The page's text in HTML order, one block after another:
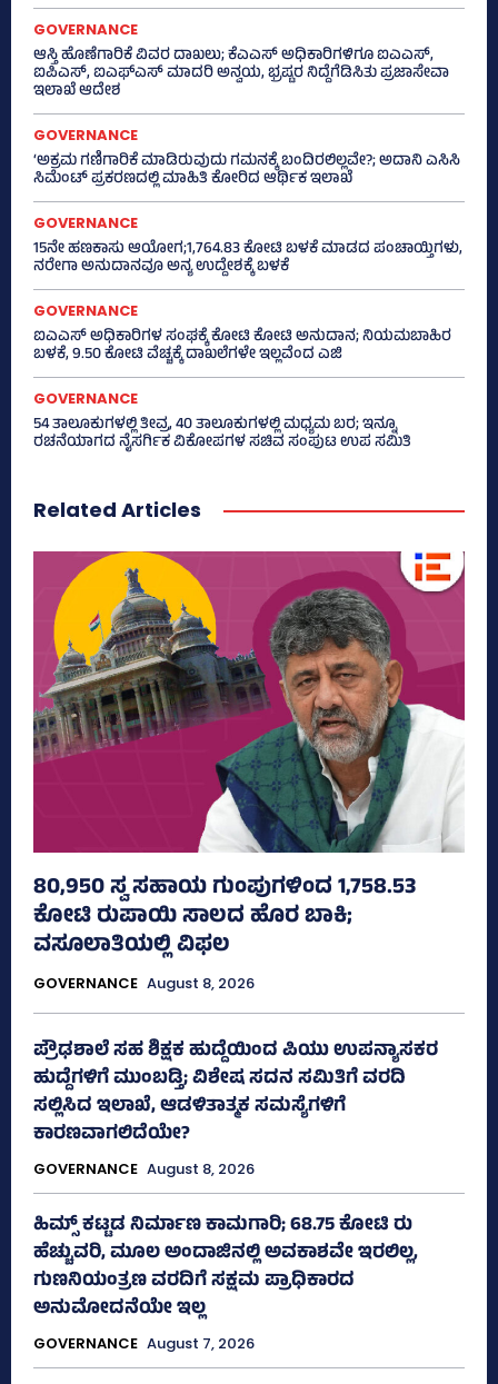
GOVERNANCE
ಆಸ್ತಿ ಹೊಣೆಗಾರಿಕೆ ವಿವರ ದಾಖಲು; ಕೆಎಎಸ್ ಅಧಿಕಾರಿಗಳಿಗೂ ಐಎಎಸ್‌,
ಐಪಿಎಸ್‌, ಐಎಫ್‌ಎಸ್‌ ಮಾದರಿ ಅನ್ವಯ, ಭ್ರಷ್ಟರ ನಿದ್ದೆಗೆಡಿಸಿತು ಪ್ರಜಾಸೇವಾ
ಇಲಾಖೆ ಆದೇಶ
GOVERNANCE
‘ಅಕ್ರಮ ಗಣಿಗಾರಿಕೆ ಮಾಡಿರುವುದು ಗಮನಕ್ಕೆ ಬಂದಿರಲಿಲ್ಲವೇ?; ಅದಾನಿ ಎಸಿಸಿ
ಸಿಮೆಂಟ್ ಪ್ರಕರಣದಲ್ಲಿ ಮಾಹಿತಿ ಕೋರಿದ ಆರ್ಥಿಕ ಇಲಾಖೆ
GOVERNANCE
15ನೇ ಹಣಕಾಸು ಆಯೋಗ;1,764.83 ಕೋಟಿ ಬಳಕೆ ಮಾಡದ ಪಂಚಾಯ್ತಿಗಳು,
ನರೇಗಾ ಅನುದಾನವೂ ಅನ್ಯ ಉದ್ದೇಶಕ್ಕೆ ಬಳಕೆ
GOVERNANCE
ಐಎಎಸ್‌ ಅಧಿಕಾರಿಗಳ ಸಂಘಕ್ಕೆ ಕೋಟಿ ಕೋಟಿ ಅನುದಾನ; ನಿಯಮಬಾಹಿರ
ಬಳಕೆ, 9.50 ಕೋಟಿ ವೆಚ್ಚಕ್ಕೆ ದಾಖಲೆಗಳೇ ಇಲ್ಲವೆಂದ ಎಜಿ
GOVERNANCE
54 ತಾಲೂಕುಗಳಲ್ಲಿ ತೀವ್ರ, 40 ತಾಲೂಕುಗಳಲ್ಲಿ ಮಧ್ಯಮ ಬರ; ಇನ್ನೂ
ರಚನೆಯಾಗದ ನೈಸರ್ಗಿಕ ವಿಕೋಪಗಳ ಸಚಿವ ಸಂಪುಟ ಉಪ ಸಮಿತಿ
Related Articles
80,950 ಸ್ವ ಸಹಾಯ ಗುಂಪುಗಳಿಂದ 1,758.53
ಕೋಟಿ ರುಪಾಯಿ ಸಾಲದ ಹೊರ ಬಾಕಿ;
ವಸೂಲಾತಿಯಲ್ಲಿ ವಿಫಲ
GOVERNANCE August 8, 2026
ಪ್ರೌಢಶಾಲೆ ಸಹ ಶಿಕ್ಷಕ ಹುದ್ದೆಯಿಂದ ಪಿಯು ಉಪನ್ಯಾಸಕರ
ಹುದ್ದೆಗಳಿಗೆ ಮುಂಬಡ್ತಿ; ವಿಶೇಷ ಸದನ ಸಮಿತಿಗೆ ವರದಿ
ಸಲ್ಲಿಸಿದ ಇಲಾಖೆ, ಆಡಳಿತಾತ್ಮಕ ಸಮಸ್ಯೆಗಳಿಗೆ
ಕಾರಣವಾಗಲಿದೆಯೇ?
GOVERNANCE August 8, 2026
ಹಿಮ್ಸ್‌ ಕಟ್ಟಡ ನಿರ್ಮಾಣ ಕಾಮಗಾರಿ; 68.75 ಕೋಟಿ ರು
ಹೆಚ್ಚುವರಿ, ಮೂಲ ಅಂದಾಜಿನಲ್ಲಿ ಅವಕಾಶವೇ ಇರಲಿಲ್ಲ,
ಗುಣನಿಯಂತ್ರಣ ವರದಿಗೆ ಸಕ್ಷಮ ಪ್ರಾಧಿಕಾರದ
ಅನುಮೋದನೆಯೇ ಇಲ್ಲ
GOVERNANCE August 7, 2026